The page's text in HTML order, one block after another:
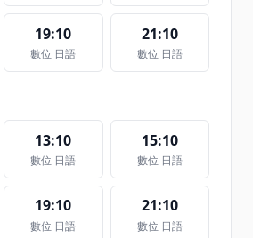
19:10
數位 日語
21:10
數位 日語
13:10
數位 日語
15:10
數位 日語
19:10
數位 日語
21:10
數位 日語